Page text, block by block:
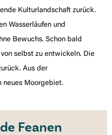
Kulturlandschaft zurück.
Wasserläufen und
Bewuchs. Schon bald
selbst zu entwickeln. Die
Aus der
neues Moorgebiet.
Feanen